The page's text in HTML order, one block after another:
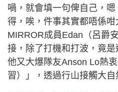
喎，就會填一句俾自己，
得，唉，件事其實都唔係
MIRROR成員Edan（呂爵
接，除了打機和打波，竟是
他又大爆隊友Anson Lo熱
習）」，透過行山接觸大自